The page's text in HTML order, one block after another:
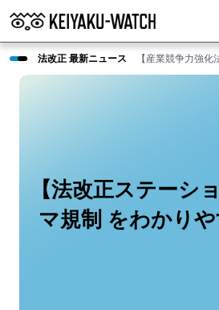
法改正 最新ニュース 【産業競争力強
【法改正ステーシ
マ規制 をわかりや